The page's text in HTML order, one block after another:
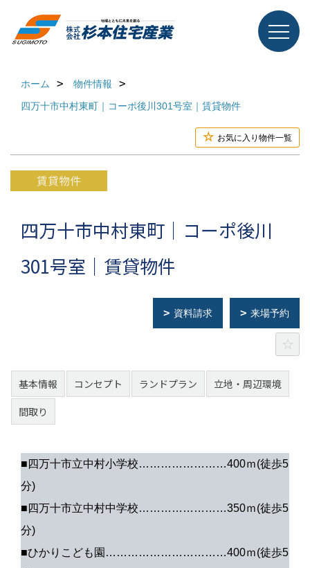
ホーム
物件情報
四万十市中村東町｜コーポ後川301号室｜賃貸物件
お気に入り物件一覧
四万十市中村東町｜コーポ後川
301号室｜賃貸物件
資料請求 来場予約
基本情報 コンセプト ランドプラン
立地・周辺環境
間取り
■四万十市立中村小学校……………………400ｍ(徒歩5
分)
■四万十市立中村中学校……………………350ｍ(徒歩5
分)
■ひかりこども園……………………………400ｍ(徒歩5